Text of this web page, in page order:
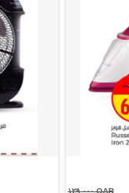
QAR ١٢٩.٠٠٠